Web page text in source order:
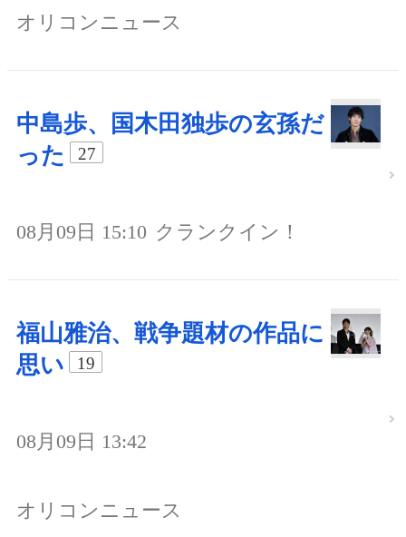
オリコンニュース
中島歩、国木田独歩の玄孫だ
った
27
08月09日 15:10 クランクイン！
福山雅治、戦争題材の作品に
思い
19
08月09日 13:42
オリコンニュース